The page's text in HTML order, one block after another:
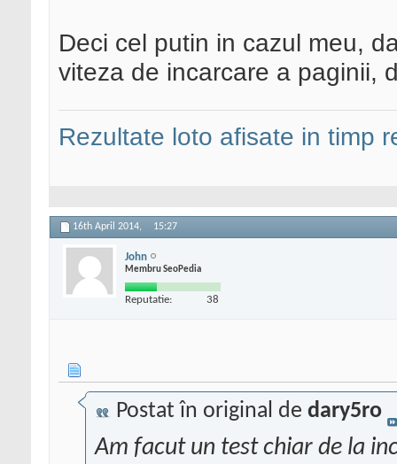
Deci cel putin in cazul meu,
viteza de incarcare a paginii,
Rezultate loto afisate in timp
16th April 2014, 15:27
John
Membru SeoPedia
Reputatie: 38
Postat în original de dary5ro
Am facut un test chiar de la